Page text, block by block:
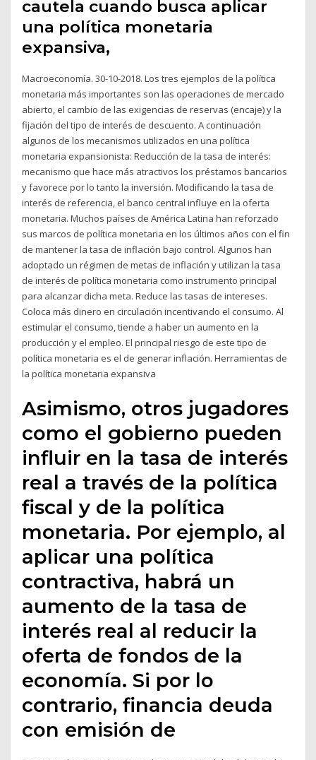
cautela cuando busca aplicar
una política monetaria
expansiva,
Macroeconomía. 30-10-2018. Los tres ejemplos de la política
monetaria más importantes son las operaciones de mercado
abierto, el cambio de las exigencias de reservas (encaje) y la
fijación del tipo de interés de descuento. A continuación
algunos de los mecanismos utilizados en una política
monetaria expansionista: Reducción de la tasa de interés:
mecanismo que hace más atractivos los préstamos bancarios
y favorece por lo tanto la inversión. Modificando la tasa de
interés de referencia, el banco central influye en la oferta
monetaria. Muchos países de América Latina han reforzado
sus marcos de política monetaria en los últimos años con el fin
de mantener la tasa de inflación bajo control. Algunos han
adoptado un régimen de metas de inflación y utilizan la tasa
de interés de política monetaria como instrumento principal
para alcanzar dicha meta. Reduce las tasas de intereses.
Coloca más dinero en circulación incentivando el consumo. Al
estimular el consumo, tiende a haber un aumento en la
producción y el empleo. El principal riesgo de este tipo de
política monetaria es el de generar inflación. Herramientas de
la política monetaria expansiva
Asimismo, otros jugadores
como el gobierno pueden
influir en la tasa de interés
real a través de la política
fiscal y de la política
monetaria. Por ejemplo, al
aplicar una política
contractiva, habrá un
aumento de la tasa de
interés real al reducir la
oferta de fondos de la
economía. Si por lo
contrario, financia deuda
con emisión de